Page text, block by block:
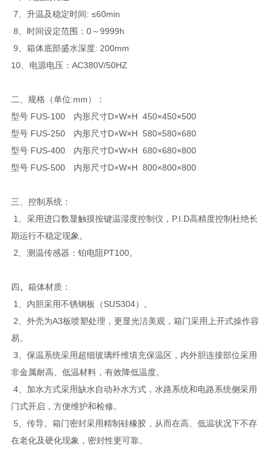
7、升温及稳定时间: ≤60min
8、时间设定范围：0～9999h
9、箱体底部盛水深度: 200mm
10、电源电压：AC380V/50HZ
二、规格（单位:mm）：
型号 FUS-100 内形尺寸D×W×H 450×450×500
型号 FUS-250 内形尺寸D×W×H 580×580×680
型号 FUS-400 内形尺寸D×W×H 680×680×800
型号 FUS-500 内形尺寸D×W×H 800×800×800
三、控制系统：
1、采用进口数显触摸按键温湿度控制仪，P.I.D高精度控制杜绝长
期运行不稳定现象。
2、测温传感器：铂电阻PT100。
四、 箱体材质：
1、内胆采用不锈钢板（SUS304）。
2、外壳为A3板喷塑处理，更显光洁美观，箱门采用上开式操作容
易。
3、保温系统采用超细玻璃纤维填充保温区，内外胆连接部位采用
非金属耐高、低温材料，有效降低温度。
4、加水方式采用缺水自动补水方式，水路系统和电路系统侧采用
门式开启，方便维护和检修。
5、传导。箱门密封采用精制硅橡胶，从而在高、低温状况下不存
在老化及硬化现象，密封性更可靠。